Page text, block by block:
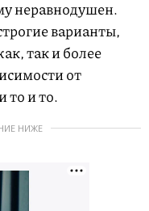
неравнодушен.
варианты,
так и более
от
то и то.
НИЖЕ